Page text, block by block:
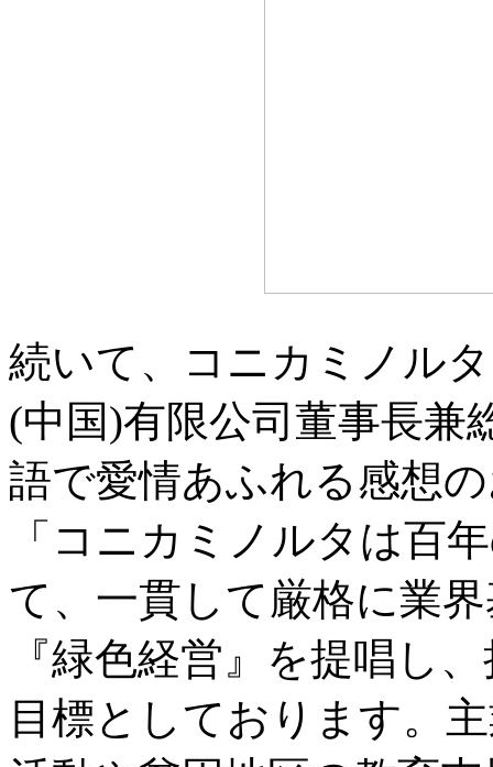
続いて、コニカミノル
(中国)有限公司董事長兼
語で愛情あふれる感想
「コニカミノルタは百
て、一貫して厳格に業
『緑色経営』を提唱し
目標としております。